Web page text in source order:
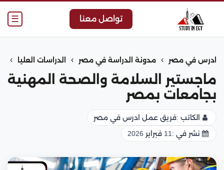
☰ تواصل معنا
ادرس في مصر › مدونة الدراسة في مصر › الدراسات العليا ›
ماجستير السلامة والصحة المهنية
بجامعات بمصر
الكاتب :فريق عمل ادرس في مصر
نشر في : 11 فبراير 2026